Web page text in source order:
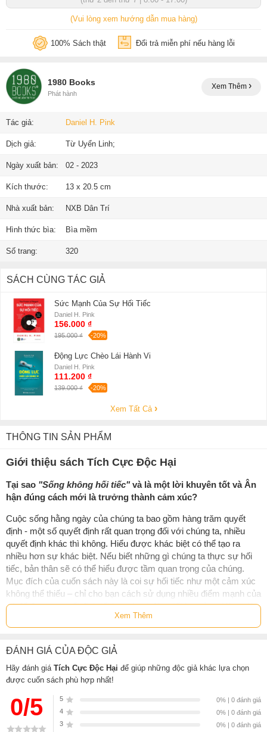
(Vui lòng xem hướng dẫn mua hàng)
100% Sách thật Đổi trả miễn phí nếu hàng lỗi
1980 Books
Phát hành
Xem Thêm
Tác giả: Daniel H. Pink
Dịch giả: Từ Uyển Linh;
Ngày xuất bản: 02 - 2023
Kích thước: 13 x 20.5 cm
Nhà xuất bản: NXB Dân Trí
Hình thức bìa: Bìa mềm
Số trang: 320
SÁCH CÙNG TÁC GIẢ
Sức Mạnh Của Sự Hối Tiếc
Daniel H. Pink
156.000 ₫
195.000 ₫ -20%
Động Lực Chèo Lái Hành Vi
Daniel H. Pink
111.200 ₫
139.000 ₫ -20%
Xem Tất Cả
THÔNG TIN SẢN PHẨM
Giới thiệu sách Tích Cực Độc Hại
Tại sao "Sống không hối tiếc"và là một lời khuyên tốt và Ân
hận đúng cách mới là trưởng thành cảm xúc?
Cuộc sống hằng ngày của chúng ta bao gồm hàng trăm quyết
định - một số quyết định rất quan trọng đối với chúng ta, nhiều
quyết định khác thì không. Hiểu được khác biệt có thể tạo ra
nhiều hơn sự khác biệt. Nếu biết những gì chúng ta thực sự hối
tiếc, bản thân sẽ có thể hiểu được tầm quan trọng của chúng.
Mục đích của cuốn sách này là coi sự hối tiếc như một cảm xúc
không thể thiếu – chỉ cho bạn cách sử dụng nhiều điểm mạnh của
nó để đưa ra quyết định tốt hơn, hoạt động tốt hơn ở nơi làm việc
và trường học, mang lại ý nghĩa lớn hơn cho cuộc sống của bạn.
chệch hướng khỏi con đường vững chắc dẫn đến hạnh phúc. Nó
lành mạnh và phổ biến, là một phần không thể thiếu của con
người.
Hối tiếc cũng có giá trị. Nó soi rọi. Nó chỉ dẫn. Một khi được thực
hiện đúng, nó sẽ chẳng kéo chúng ta xuống; mà nó có thể nâng
chúng ta lên. Nó không phải là một sự mơ mộng hão huyền nào
Xem Thêm
ĐÁNH GIÁ CỦA ĐỘC GIẢ
Hãy đánh giá Tích Cực Độc Hại để giúp những độc giả khác lựa chọn
được cuốn sách phù hợp nhất!
0/5 5
0% | 0 đánh giá
4
0% | 0 đánh giá
3
0% | 0 đánh giá